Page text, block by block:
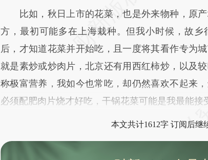
比如，秋日上市的花菜，也是外来物种，原产
方，最初可能多在上海栽种。但我小时候，故
后，才知道花菜并开始吃，且一度将其看作专为
就是素炒或炒肉片，北京还有用西红柿炒，以及
称极富营养，我如今也常吃，却仍然喜欢不起来
必须配肥肉片烧才好吃，干锅花菜可能是我最能接
本文共计1612字 订阅后继